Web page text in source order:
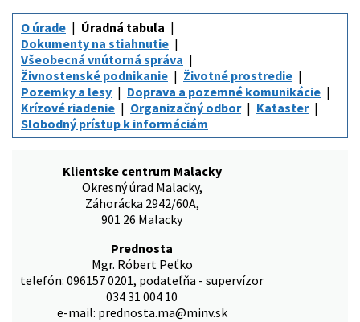
O úrade
Úradná tabuľa
Dokumenty na stiahnutie
Všeobecná vnútorná správa
Živnostenské podnikanie
Životné prostredie
Pozemky a lesy
Doprava a pozemné komunikácie
Krízové riadenie
Organizačný odbor
Kataster
Slobodný prístup k informáciám
Klientske centrum Malacky
Okresný úrad Malacky,
Záhorácka 2942/60A,
901 26 Malacky
Prednosta
Mgr. Róbert Peťko
telefón: 096157 0201, podateľňa - supervízor
034 31 004 10
e-mail: prednosta.ma@minv.sk